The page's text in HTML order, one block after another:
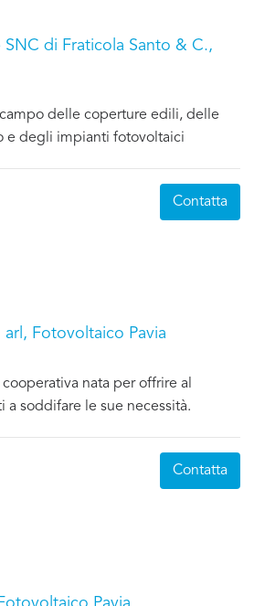
di Fraticola Santo & C.,
delle coperture edili, delle
e degli impianti fotovoltaici
arl, Fotovoltaico Pavia
cooperativa nata per offrire al
a soddifare le sue necessità.
Contatta
Contatta